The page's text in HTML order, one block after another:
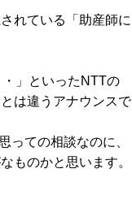
れている「助産師に
」といったNTTの
は違うアナウンスで
っての相談なのに、
ものかと思います。